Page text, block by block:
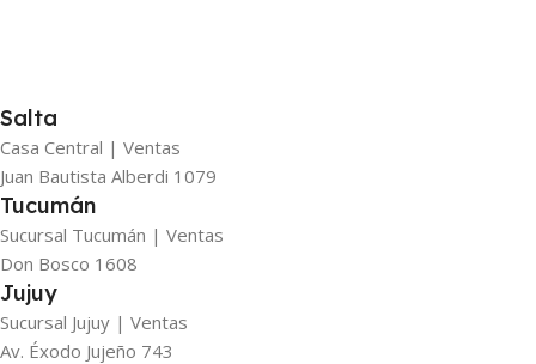
Salta
Casa Central | Ventas
Juan Bautista Alberdi 1079
Tucumán
Sucursal Tucumán | Ventas
Don Bosco 1608
Jujuy
Sucursal Jujuy | Ventas
Av. Éxodo Jujeño 743